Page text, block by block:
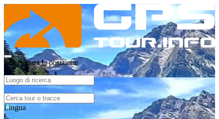
Selezionare la posizione
Lingua